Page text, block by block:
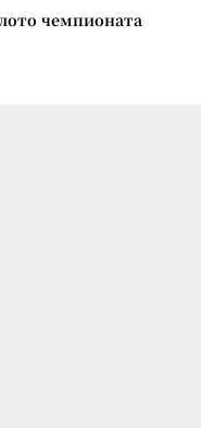
чемпионата